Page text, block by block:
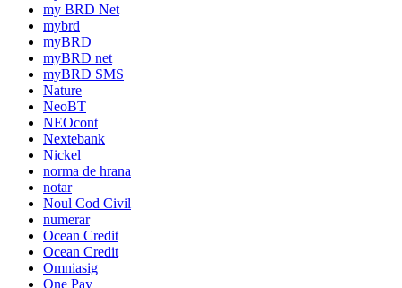
my BRD Net
mybrd
myBRD
myBRD net
myBRD SMS
Nature
NeoBT
NEOcont
Nextebank
Nickel
norma de hrana
notar
Noul Cod Civil
numerar
Ocean Credit
Ocean Credit
Omniasig
One Pay